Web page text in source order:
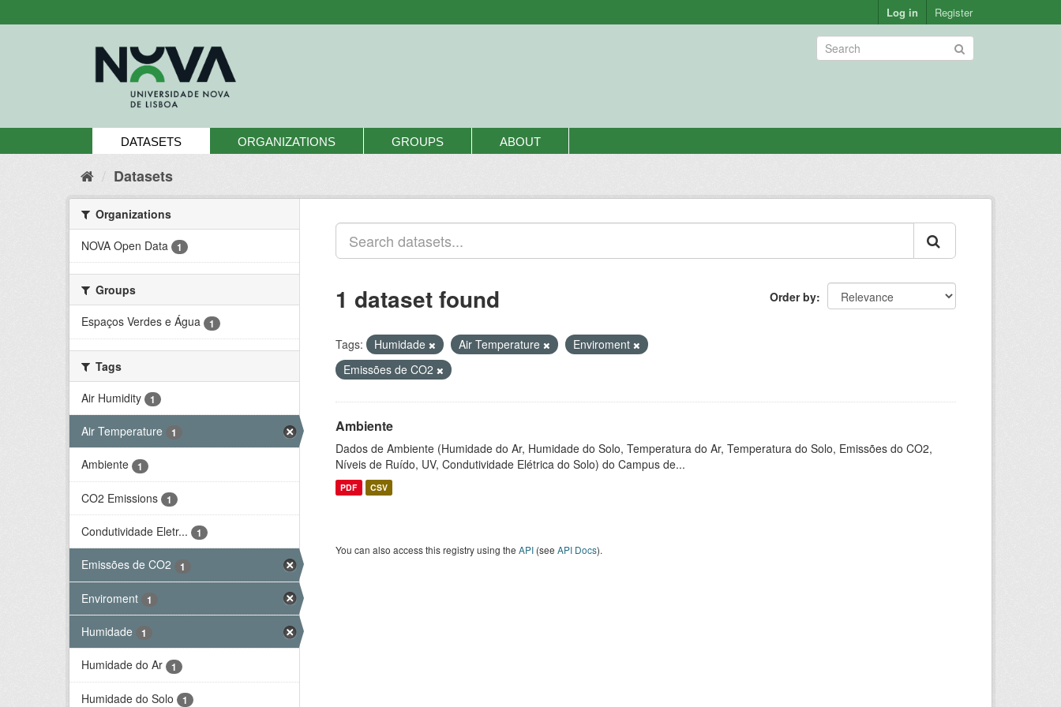
to
Log in Register
DATASETS ORGANIZATIONS GROUPS ABOUT
Datasets
Organizations
NOVA Open Data
1
Groups
Espaços Verdes e Água
1
Tags
Air Humidity
1
Air Temperature 1
Ambiente 1
CO2 Emissions 1
Condutividade Eletr... 1
Emissões de CO2 1
Enviroment 1
Humidade 1
Humidade do Ar 1
Humidade do Solo 1
Order by
1 dataset found
Tags: Humidade Air Temperature
Enviroment
Emissões de CO2
Ambiente
Dados de Ambiente (Humidade do Ar, Humidade do Solo, Temperatura do Ar, Temperatura do Solo, Emissões do CO2,
Níveis de Ruído, UV, Condutividade Elétrica do Solo) do Campus de...
PDF CSV
You can also access this registry using the API (see API Docs).